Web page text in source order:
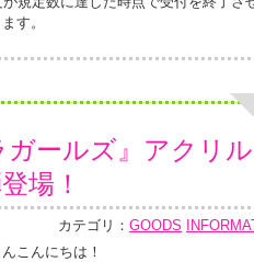
す。
ガールズ』アクリ
場！
カテゴリ： GOODS
こんにちは！